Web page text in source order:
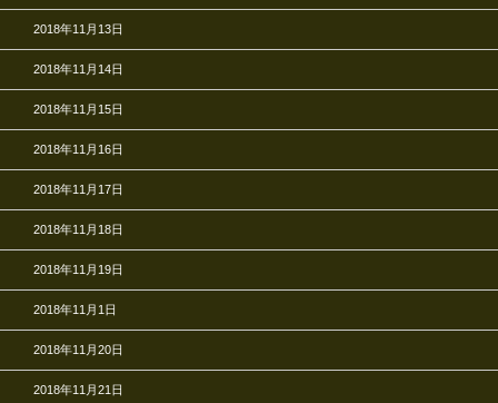
2018年11月13日
2018年11月14日
2018年11月15日
2018年11月16日
2018年11月17日
2018年11月18日
2018年11月19日
2018年11月1日
2018年11月20日
2018年11月21日